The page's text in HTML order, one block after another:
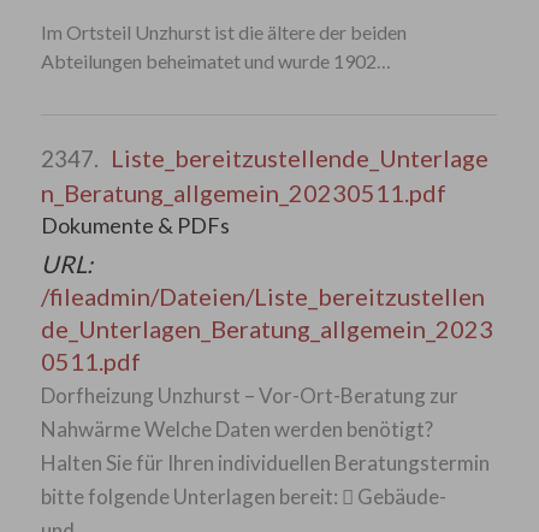
Im Ortsteil Unzhurst ist die ältere der beiden
Abteilungen beheimatet und wurde 1902…
2347. Liste_bereitzustellende_Unterlage
n_Beratung_allgemein_20230511.pdf
Dokumente & PDFs
URL:
/fileadmin/Dateien/Liste_bereitzustellen
de_Unterlagen_Beratung_allgemein_2023
0511.pdf
Dorfheizung Unzhurst – Vor-Ort-Beratung zur
Nahwärme Welche Daten werden benötigt?
Halten Sie für Ihren individuellen Beratungstermin
bitte folgende Unterlagen bereit:  Gebäude-